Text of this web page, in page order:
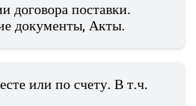
договора поставки.
документы, Акты.
или по счету. В т.ч.